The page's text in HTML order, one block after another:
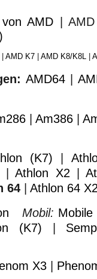
AMD |
AMD K7 AMD K8/K8L
AMD64
| Am386 |
(K7)
|Athlon X2
64
Athlon 64
Mobil: Mobile
(K7)
X3